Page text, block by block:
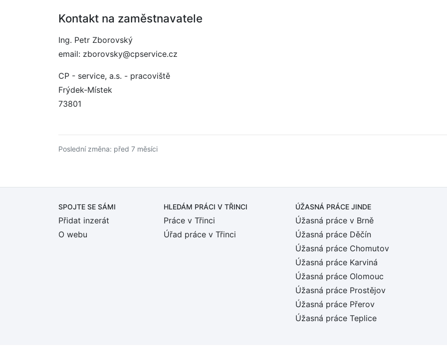
Kontakt na zaměstnavatele
Ing. Petr Zborovský
email: zborovsky@cpservice.cz
CP - service, a.s. - pracoviště
Frýdek-Místek
73801
Poslední změna: před 7 měsíci
SPOJTE SE SÁMI
Přidat inzerát
O webu
HLEDÁM PRÁCI V TŘINCI
Práce v Třinci
Úřad práce v Třinci
ÚŽASNÁ PRÁCE JINDE
Úžasná práce v Brně
Úžasná práce Děčín
Úžasná práce Chomutov
Úžasná práce Karviná
Úžasná práce Olomouc
Úžasná práce Prostějov
Úžasná práce Přerov
Úžasná práce Teplice